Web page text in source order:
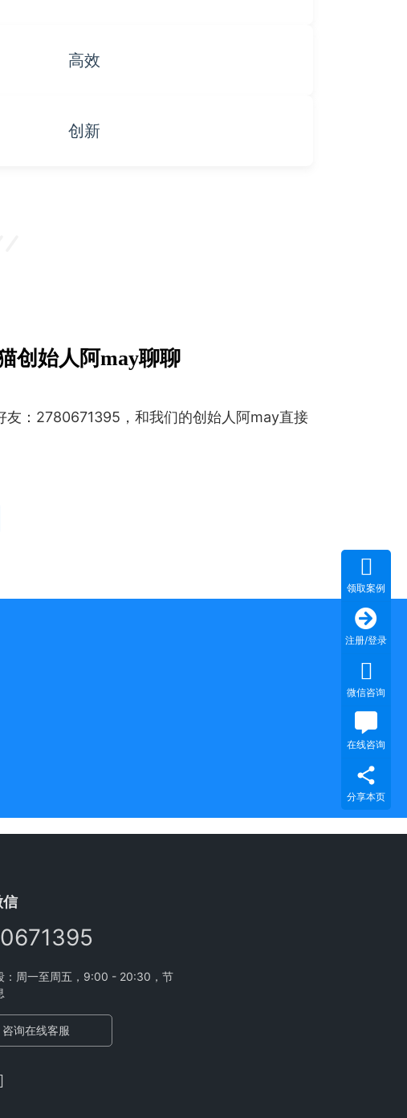
高效
创新
创始人阿may聊聊
友：2780671395，和我们的创始人阿may直接
信
：周一至周五，9:00 - 20:30，节
咨询在线客服
领取案例
注册/登录
微信咨询
在线咨询
分享本页